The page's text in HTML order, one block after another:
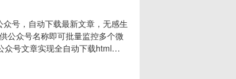
号，自动下载最新文章，无感生
公众号名称即可批量监控多个微
号文章实现全自动下载html、
对于监控微信公众号，自动生成
章推送每天早上8点自动推送前